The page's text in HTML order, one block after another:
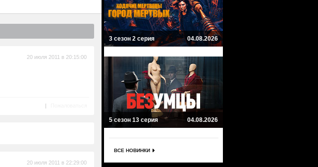
20 июля 2011 в 20:15:00
|
20 июля 2011 в 22:29:00
3 сезон 2 серия 04.08.2026
5 сезон 13 серия 04.08.2026
ВСЕ НОВИНКИ